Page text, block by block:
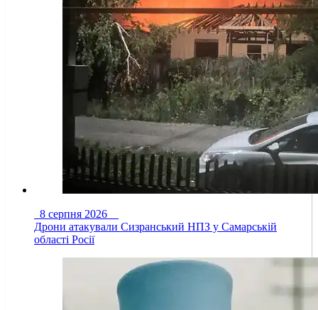
8 серпня 2026
Дрони атакували Сизранський НПЗ у Самарській
області Росії